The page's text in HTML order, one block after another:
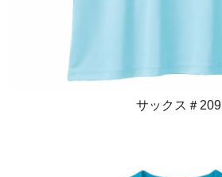
サックス＃209